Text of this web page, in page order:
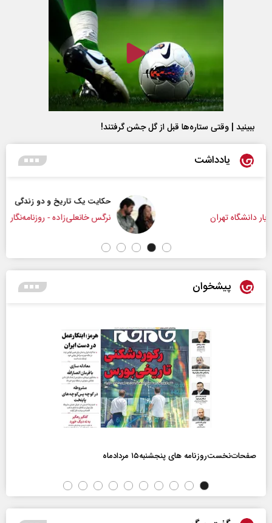
ببینید | وقتی ستاره‌ها قبل از گل جشن گرفتند!
یادداشت
حکایت یک تاریخ و دو زندگی
نرگس خانعلی‌زاده - روزنامه‌نگار
پیشخوان
صفحات‌نخست‌روزنامه ها‌ی پنجشنبه‌۱۵ مردادماه